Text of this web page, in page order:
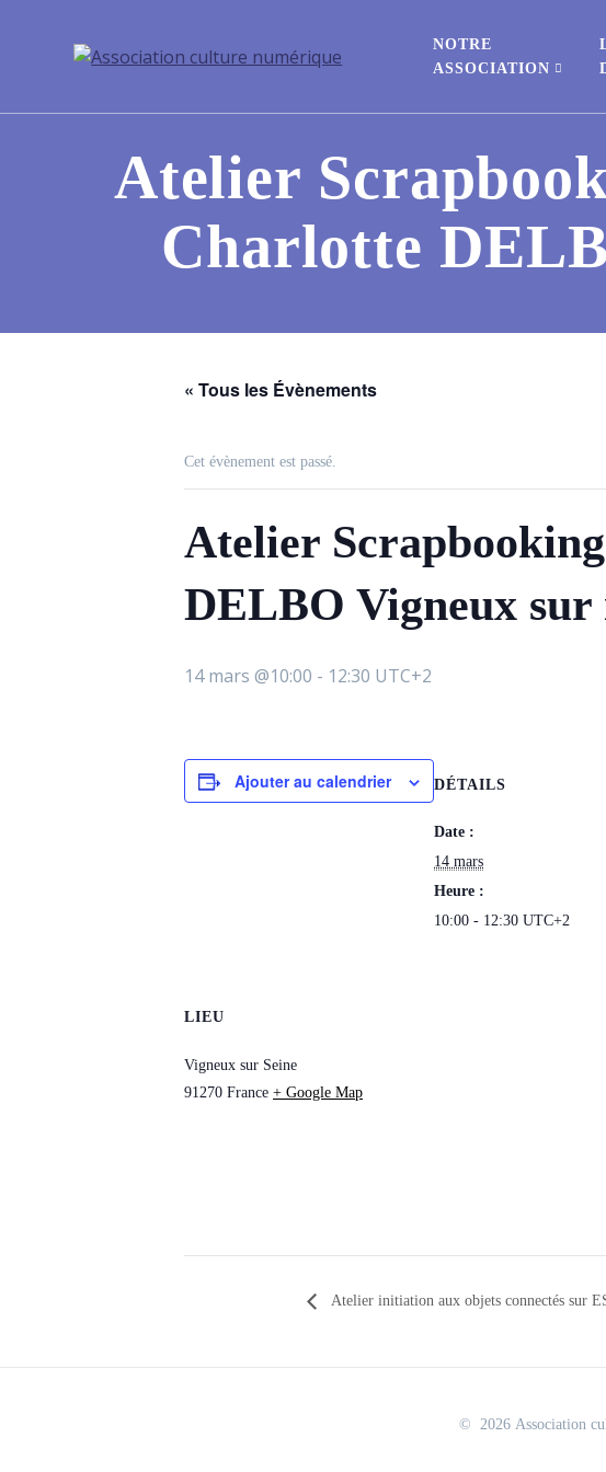
NOTRE
ASSOCIATION
Atelier
Charlotte
« Tous les Évènements
Cet évènement est passé.
Atelier
DELBO Vigneux
14 mars @10:00 - 12:30 UTC+2
Ajouter au calendrier DÉTAILS
Date :
14 mars
Heure :
10:00 - 12:30 UTC+2
LIEU
Vigneux sur Seine
91270 France + Google Map
Atelier initiation aux objets connectés sur
© 2026 Association